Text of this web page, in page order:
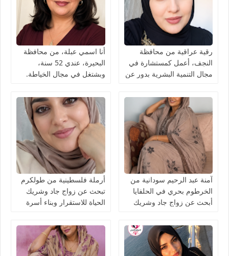
رقية عراقية من محافظة
النجف، أعمل كمستشارة في
مجال التنمية البشرية بدور عن
أنا اسمي عبلة، من محافظة
البحيرة، عندي 52 سنة،
وبشتغل في مجال الخياطة.
آمنة عبد الرحيم سودانية من
الخرطوم بحري في الحلفايا
أبحث عن زواج جاد وشريك
أرملة فلسطينية من طولكرم
تبحث عن زواج جاد وشريك
الحياة للاستقرار وبناء أسرة